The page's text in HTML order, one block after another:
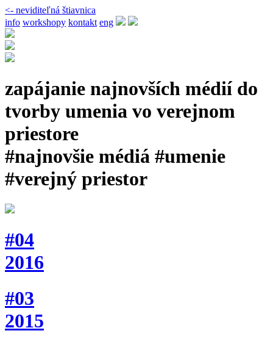
<- neviditeľná štiavnica
info workshopy kontakt eng
zapájanie najnovších médií do
tvorby umenia vo verejnom
priestore
#najnovšie médiá #umenie
#verejný priestor
#04
2016
#03
2015